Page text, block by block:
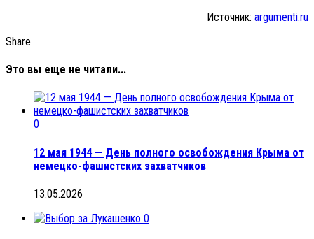
Источник: argumenti.ru
Share
Это вы еще не читали...
0
12 мая 1944 — День полного освобождения Крыма от
немецко-фашистских захватчиков
13.05.2026
0